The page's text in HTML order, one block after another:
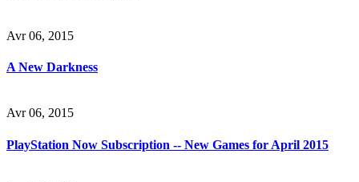
Avr 06, 2015
A New Darkness
Avr 06, 2015
PlayStation Now Subscription -- New Games for April 2015